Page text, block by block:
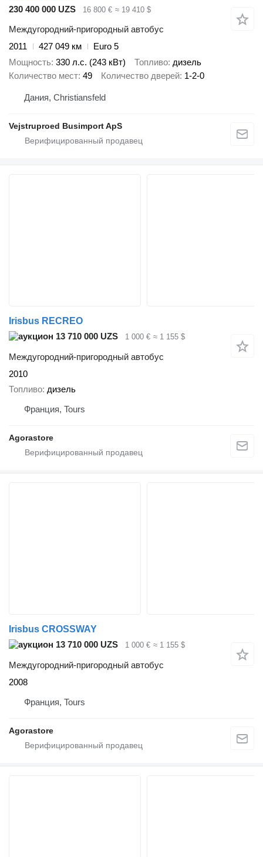
230 400 000 UZS
16 800 € ≈ 19 410 $
Междугородний-пригородный автобус
2011
427 049 км
Euro 5
Мощность 330 л.с. (243 кВт) Топливо дизель
Количество мест 49 Количество дверей 1-2-0
Дания, Christiansfeld
Vejstruproed Busimport ApS
Irisbus RECREO
13 710 000 UZS
1 000 € ≈ 1 155 $
Междугородний-пригородный автобус
2010
Топливо дизель
Франция, Tours
Agorastore
Irisbus CROSSWAY
13 710 000 UZS
1 000 € ≈ 1 155 $
Междугородний-пригородный автобус
2008
Франция, Tours
Agorastore